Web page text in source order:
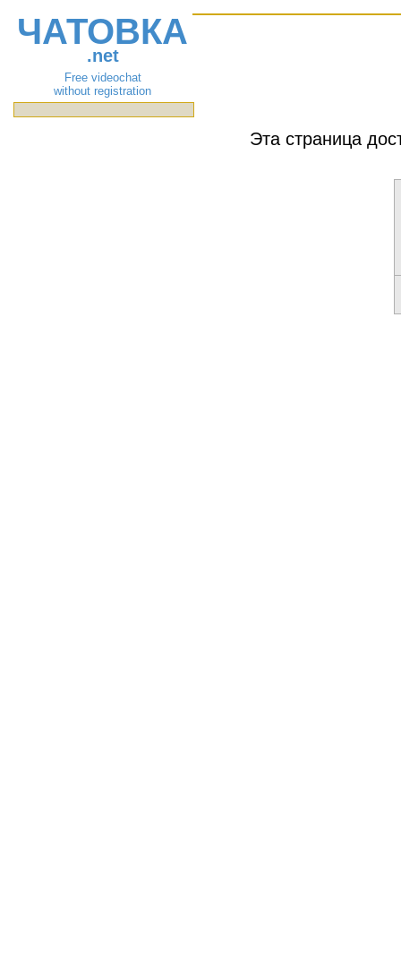
ЧАТОВКА
.net
Free videochat
without registration
Эта страница